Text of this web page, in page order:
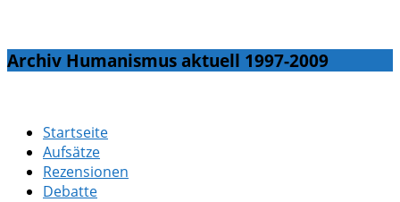
Archiv Humanismus aktuell 1997-2009
Startseite
Aufsätze
Rezensionen
Debatte